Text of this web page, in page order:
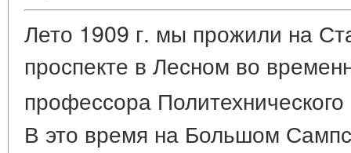
Лето 1909 г. мы прожили на
проспекте в Лесном во
профессора
В это время на Большом